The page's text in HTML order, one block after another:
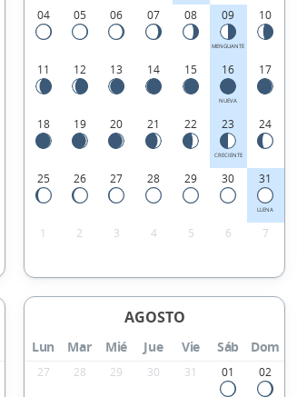
04 05 06 07 08 09
MENGUANTE
10
11 12 13 14 15 16
NUEVA
17
18 19 20 21 22 23
CRECIENTE
24
25 26 27 28 29 30 31
LLENA
1 2 3 4 5 6 7
AGOSTO
Lun Mar Mié Jue Vie Sáb Dom
27 28 29 30 31 01 02